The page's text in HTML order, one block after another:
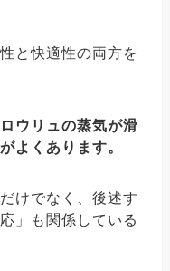
と快適性の両方を
ウリュの蒸気が滑
よくあります。
けでなく、後述す
」も関係している